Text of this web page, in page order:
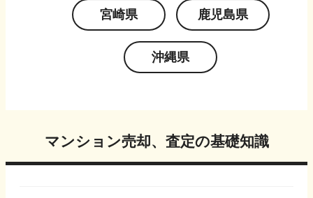
宮崎県 鹿児島県
沖縄県
マンション売却、査定の基礎知識